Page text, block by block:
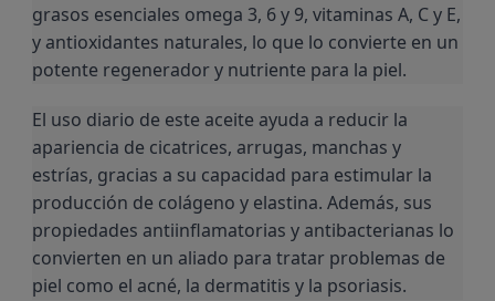
grasos esenciales omega 3, 6 y 9, vitaminas A, C y E,
y antioxidantes naturales, lo que lo convierte en un
potente regenerador y nutriente para la piel.
El uso diario de este aceite ayuda a reducir la
apariencia de cicatrices, arrugas, manchas y
estrías, gracias a su capacidad para estimular la
producción de colágeno y elastina. Además, sus
propiedades antiinflamatorias y antibacterianas lo
convierten en un aliado para tratar problemas de
piel como el acné, la dermatitis y la psoriasis.